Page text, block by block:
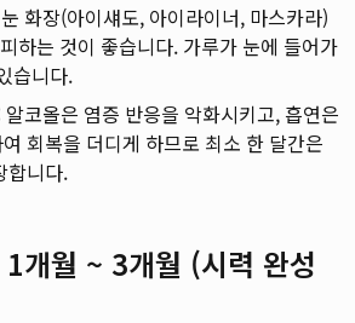
눈 화장(아이섀도, 아이라이너, 마스카라)
하는 것이 좋습니다. 가루가 눈에 들어가
습니다.
알코올은 염증 반응을 악화시키고, 흡연은
회복을 더디게 하므로 최소 한 달간은
합니다.
개월 ~ 3개월 (시력 완성